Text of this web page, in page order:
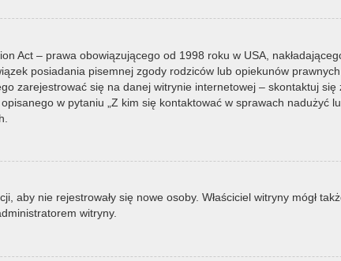
Act – prawa obowiązującego od 1998 roku w USA,
posiadania pisemnej zgody rodziców lub opiekunów
zarejestrować się na danej witrynie internetowej – skontaktuj
w pytaniu „Z kim się kontaktować w sprawach nadużyć
aby nie rejestrowały się nowe osoby. Właściciel witryny mógł
witryny.